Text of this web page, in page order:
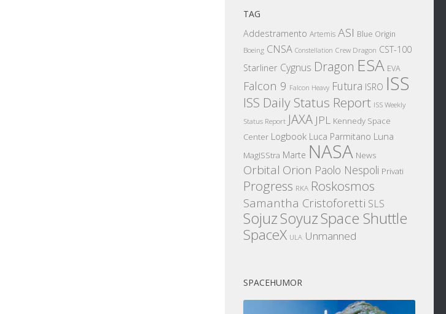
TAG
Addestramento Artemis ASI Blue Origin
Boeing CNSA Constellation Crew Dragon CST-100
Starliner Cygnus Dragon ESA EVA
Falcon 9 Falcon Heavy Futura ISRO ISS
ISS Daily Status Report ISS Weekly
Status Report JAXA JPL Kennedy Space
Center Logbook Luca Parmitano Luna
MagISStra Marte NASA News
Orbital Orion Paolo Nespoli Privati
Progress RKA Roskosmos
Samantha Cristoforetti SLS
SojuzSoyuzSpace Shuttle
SpaceX ULA Unmanned
SPACEHUMOR